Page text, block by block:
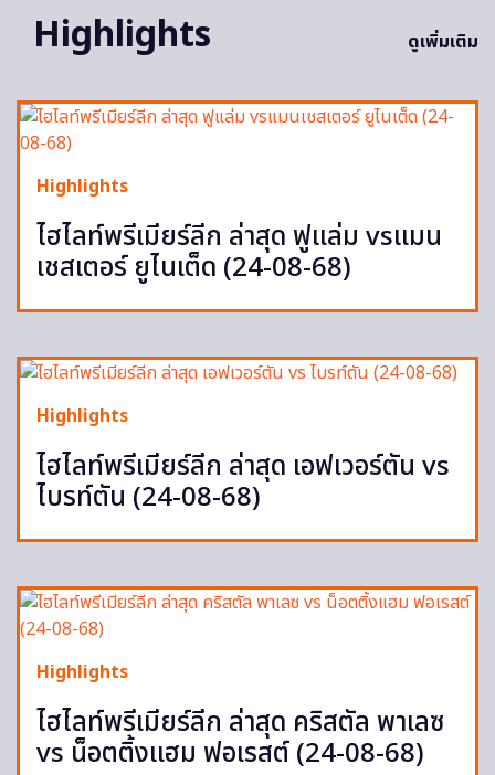
Highlights ดูเพิ่มเติม
Highlights
ไฮไลท์พรีเมียร์ลีก ล่าสุด ฟูแล่ม vsแมน
เชสเตอร์ ยูไนเต็ด (24-08-68)
Highlights
ไฮไลท์พรีเมียร์ลีก ล่าสุด เอฟเวอร์ตัน vs
ไบรท์ตัน (24-08-68)
Highlights
ไฮไลท์พรีเมียร์ลีก ล่าสุด คริสตัล พาเลซ
vs น็อตติ้งแฮม ฟอเรสต์ (24-08-68)